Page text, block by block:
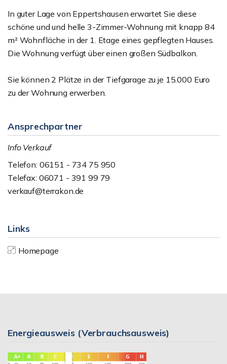
In guter Lage von Eppertshausen erwartet Sie diese
schöne und und helle 3-Zimmer-Wohnung mit knapp 84
m² Wohnfläche in der 1. Etage eines gepflegten Hauses.
Die Wohnung verfügt über einen großen Südbalkon.
Sie können 2 Plätze in der Tiefgarage zu je 15.000 Euro
zu der Wohnung erwerben.
Ansprechpartner
Info Verkauf
Telefon: 06151 - 734 75 950
Telefax: 06071 - 391 99 79
verkauf@terrakon.de
Links
Homepage
Energieausweis (Verbrauchsausweis)